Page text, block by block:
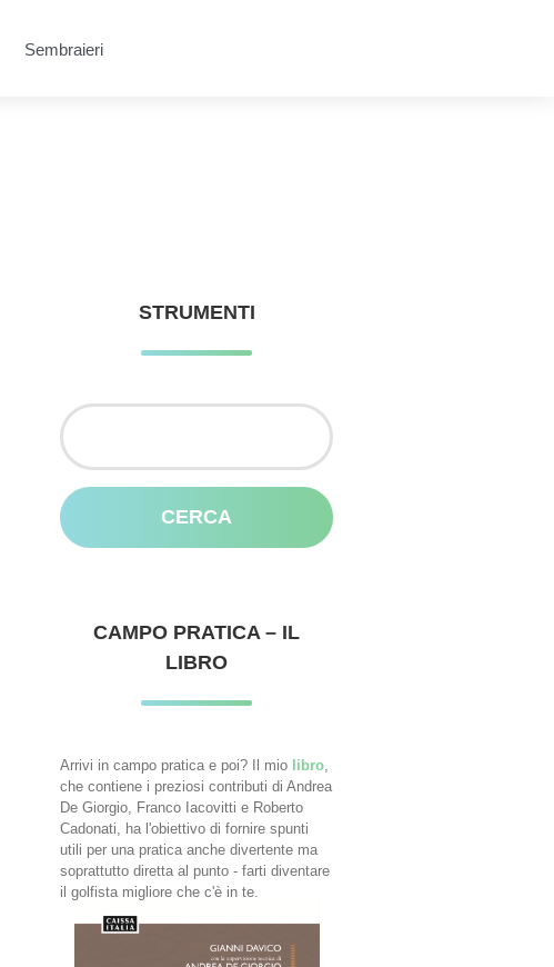
Sembraieri
STRUMENTI
Ricerca
per:
CAMPO PRATICA – IL
LIBRO
Arrivi in campo pratica e poi? Il mio libro
che contiene i preziosi contributi di Andrea
De Giorgio, Franco Iacovitti e Roberto
Cadonati, ha l'obiettivo di fornire spunti
utili per una pratica anche divertente ma
soprattutto diretta al punto - farti diventare
il golfista migliore che c'è in te.